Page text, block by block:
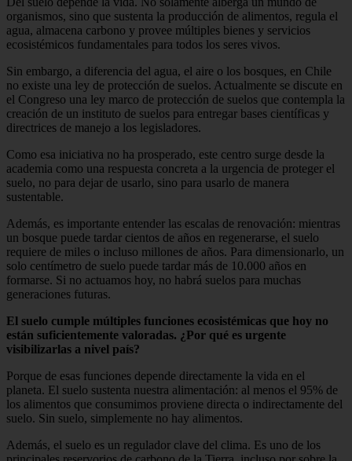
organismos, sino que sustenta la producción de alimentos, regula el
agua, almacena carbono y provee múltiples bienes y servicios
ecosistémicos fundamentales para todos los seres vivos.
Sin embargo, a diferencia del agua, el aire o los bosques, en Chile
no existe una ley de protección de suelos. Actualmente se discute en
el Congreso una ley marco de protección de suelos que contempla la
creación de un instituto de suelos para entregar bases científicas y
directrices de manejo a los legisladores.
Como esa iniciativa no ha prosperado, este centro surge desde la
academia como una respuesta concreta a la urgencia de proteger el
suelo, no para dejar de usarlo, sino para usarlo de manera
sustentable.
Además, es importante entender las escalas de renovación: mientras
un bosque puede tardar cientos de años en regenerarse, el suelo
requiere de miles o incluso millones de años. Para dimensionarlo, un
solo centímetro de suelo puede tardar más de 10.000 años en
formarse. Si no actuamos hoy, no habrá suelos para muchas
generaciones futuras.
El suelo cumple múltiples funciones ecosistémicas que hoy no
están suficientemente valoradas. ¿Por qué es urgente
visibilizarlas a nivel país?
Porque de esas funciones depende directamente la vida en el
planeta. El suelo sustenta nuestra alimentación: al menos el 95% de
los alimentos que consumimos proviene directa o indirectamente del
suelo. Sin suelo, simplemente no hay alimentos.
Además, el suelo es un regulador clave del clima. Es uno de los